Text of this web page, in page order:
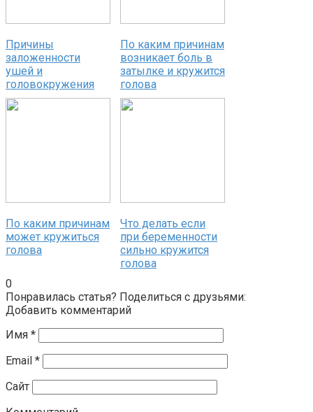
Причины
заложенности
ушей и
головокружения
По каким причинам
возникает боль в
затылке и кружится
голова
По каким причинам
может кружиться
голова
Что делать если
при беременности
сильно кружится
голова
0
Понравилась статья? Поделиться с друзьями:
Добавить комментарий
Имя *
Email *
Сайт